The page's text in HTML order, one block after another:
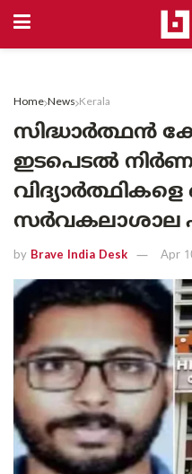
Home News Kerala
സിദ്ധാർത്ഥൻ
ഇടപെടൽ
വിദ്യാർത്ഥികളെ
സർവകലാശാല
by Brave India Desk Apr